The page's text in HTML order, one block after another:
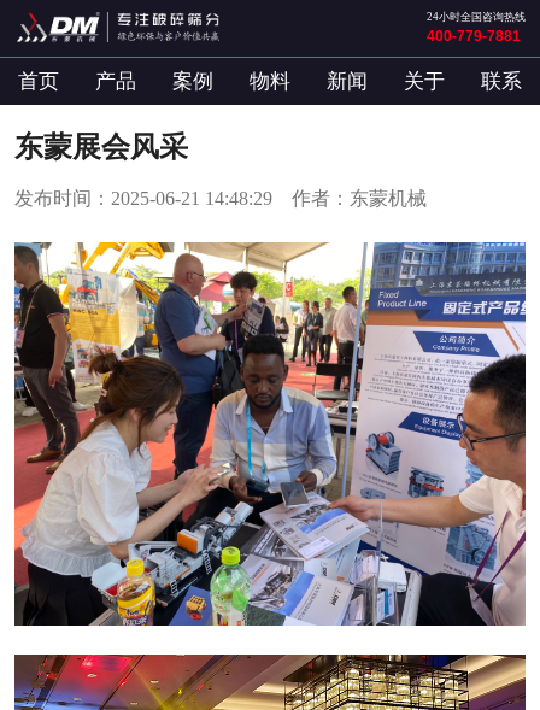
24小时全国咨询热线
400-779-7881
首页 产品 案例 物料 新闻 关于 联系
东蒙展会风采
发布时间：2025-06-21 14:48:29 作者：东蒙机械